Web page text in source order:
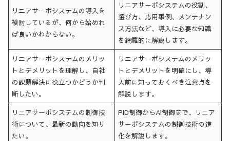
リニアサーボシステムの導入を
検討しているが、何から始めれ
ば良いかわからない。
リニアサーボシステムの役割、
選び方、応用事例、メンテナン
ス方法など、導入に必要な知識
を網羅的に解説します。
リニアサーボシステムのメリッ
トとデメリットを理解し、自社
の課題解決に役立つかどうか判
断したい。
リニアサーボシステムのメリッ
トとデメリットを明確にし、導
入前に知っておくべき注意点を
解説します。
リニアサーボシステムの制御技
術について、最新の動向を知り
たい。
PID制御からAI制御まで、リニア
サーボシステムの制御技術の進
化を解説します。